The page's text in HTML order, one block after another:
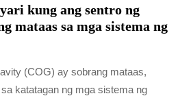
kung ang sentro ng
mataas sa mga sistema ng
(COG) ay sobrang mataas,
katatagan ng mga sistema ng